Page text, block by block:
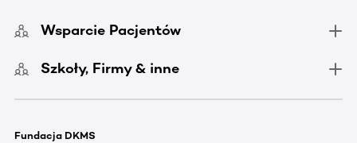
Wsparcie Pacjentów
Szkoły, Firmy & inne
Fundacja DKMS